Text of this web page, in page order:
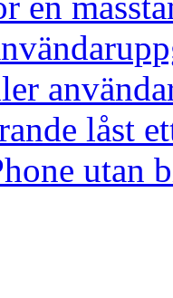
låst
utan